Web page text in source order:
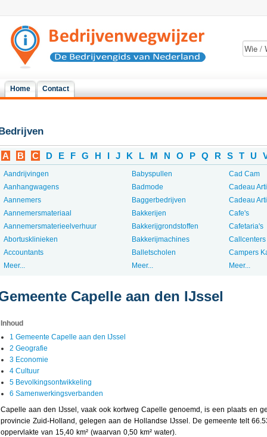
Home Contact
A B C D E F G H I J K L M N O P Q R S T U
Aandrijvingen
Aanhangwagens
Aannemers
Aannemersmateriaal
Aannemersmaterieelverhuur
Abortusklinieken
Accountants
Meer...
Babyspullen
Badmode
Baggerbedrijven
Bakkerijen
Bakkerijgrondstoffen
Bakkerijmachines
Balletscholen
Meer...
Cad Cam
Cadeau
Cadeau
Cafe's
Cafetaria's
Callcenters
Campers
Meer...
Capelle aan den IJssel
Inhoud
1 Gemeente Capelle aan den IJssel
2 Geografie
3 Economie
4 Cultuur
5 Bevolkingsontwikkeling
6 Samenwerkingsverbanden
Capelle aan den IJssel, vaak ook kortweg Capelle genoemd, is een plaats en
provincie Zuid-Holland, gelegen aan de Hollandse IJssel. De gemeente telt
oppervlakte van 15,40 km² (waarvan 0,50 km² water).